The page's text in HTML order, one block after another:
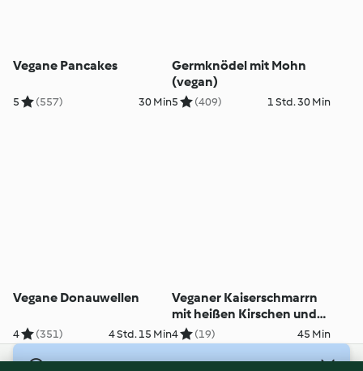
Vegane Pancakes
5 (557) 30 Min
Germknödel mit Mohn
(vegan)
5 (409) 1 Std. 30 Min
Vegane Donauwellen
4 (351) 4 Std. 15 Min
Veganer Kaiserschmarrn
mit heißen Kirschen und
Vanillesauce
4 (19) 45 Min